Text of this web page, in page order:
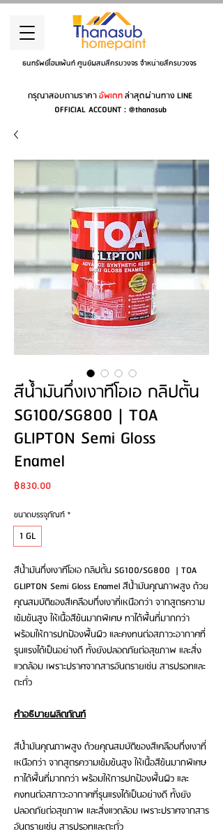
ธนทรัพย์โฮมเพ้นท์ ศูนย์ผสมสีครบวงจร จำหน่ายสีครบวงจร
กรุณาสอบถามราคาอัพเดทล่าสุดผ่านทาง LINE
OFFICIAL ACCOUNT : @thanasub
สีน้ำมันกึ่งเงาทีโอเอ กลิปตั้น
SG100/SG800 | TOA
GLIPTON Semi Gloss
Enamel
฿830.00Price
ขนาดบรรจุภัณฑ์ *
1 GL
สีน้ำมันกึ่งเงาทีโอเอ กลิปตั้น SG100/SG800 | TOA
GLIPTON Semi Gloss Enamel สีน้ำมันคุณภาพสูง ด้วย
คุณสมบัติของสีเคลือบกึ่งเงาที่เหนือกว่า จากสูตรความ
เข้มข้นสูง ให้เนื้อสีข้นมากพิเศษ ทาได้พื้นที่มากกว่า
พร้อมให้การปกป้องพื้นผิว และคงทนต่อสภาวะอากาศที่
รุนแรงได้เป็นอย่างดี ทั้งยังปลอดภัยต่อสุขภาพ และสิ่ง
แวดล้อม เพราะปราศจากสารอันตรายเช่น สารปรอทและ
ตะกั่ว
คำอธิบายผลิตภัณฑ์
สีน้ำมันคุณภาพสูง ด้วยคุณสมบัติของสีเคลือบกึ่งเงาที่
เหนือกว่า จากสูตรความเข้มข้นสูง ให้เนื้อสีข้นมากพิเศษ
ทาได้พื้นที่มากกว่า พร้อมให้การปกป้องพื้นผิว และ
คงทนต่อสภาวะอากาศที่รุนแรงได้เป็นอย่างดี ทั้งยัง
ปลอดภัยต่อสุขภาพ และสิ่งแวดล้อม เพราะปราศจากสาร
อันตรายเช่น สารปรอทและตะกั่ว